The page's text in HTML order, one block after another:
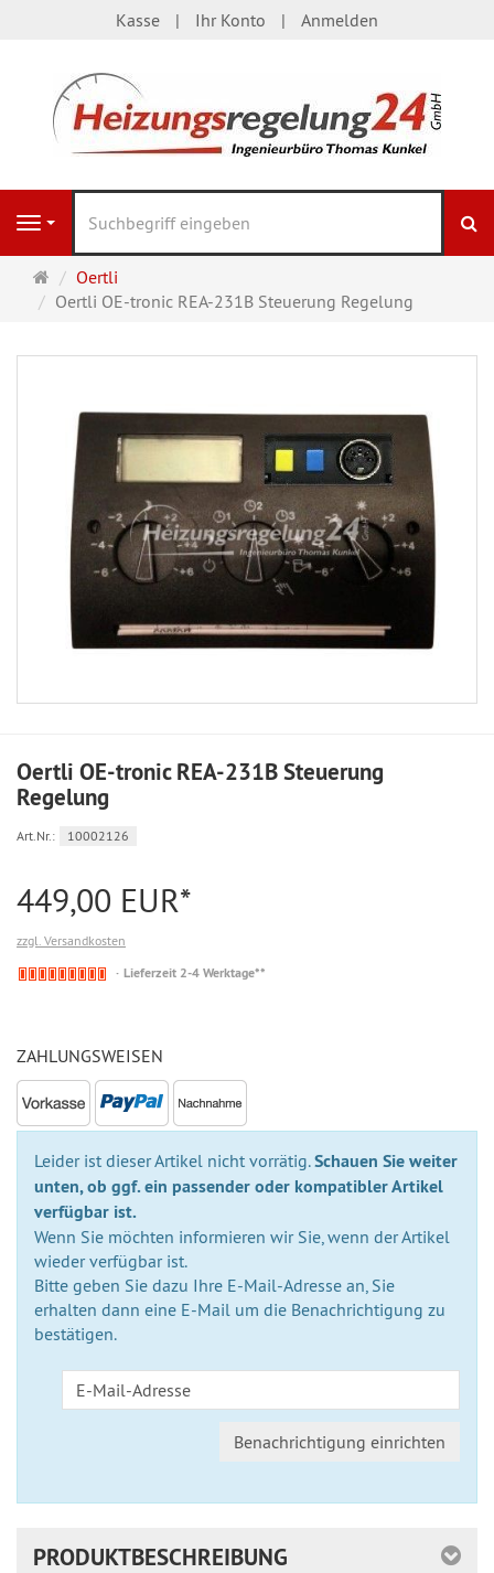
Kasse Ihr Konto Anmelden
Navigation
Startseite
Oertli
Oertli OE-tronic REA-231B Steuerung Regelung
Oertli OE-tronic REA-231B Steuerung
Regelung
Art.Nr.: 10002126
449,00 EUR*
zzgl. Versandkosten
Nicht
Lieferzeit 2-4 Werktage**
ZAHLUNGSWEISEN
Leider ist dieser Artikel nicht vorrätig.Schauen Sie weiter
unten, ob ggf. ein passender oder kompatibler Artikel
verfügbar ist.
Wenn Sie möchten informieren wir Sie, wenn der Artikel
wieder verfügbar ist.
Bitte geben Sie dazu Ihre E-Mail-Adresse an, Sie
erhalten dann eine E-Mail um die Benachrichtigung zu
bestätigen.
Benachrichtigung einrichten
PRODUKTBESCHREIBUNG